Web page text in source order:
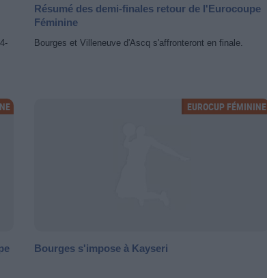
Résumé des demi-finales retour de l'Eurocoupe
Féminine
Bourges et Villeneuve d'Ascq s'affronteront en finale.
EUROCUP FÉMININE
Bourges s'impose à Kayseri